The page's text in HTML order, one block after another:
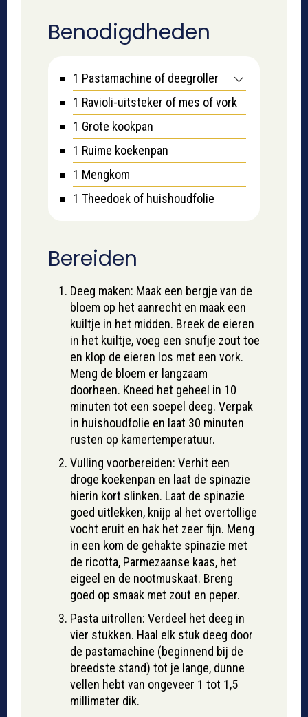
Benodigdheden
1 Pastamachine of deegroller
1 Ravioli-uitsteker of mes of vork
1 Grote kookpan
1 Ruime koekenpan
1 Mengkom
1 Theedoek of huishoudfolie
Bereiden
Deeg maken: Maak een bergje van de
bloem op het aanrecht en maak een
kuiltje in het midden. Breek de eieren
in het kuiltje, voeg een snufje zout toe
en klop de eieren los met een vork.
Meng de bloem er langzaam
doorheen. Kneed het geheel in 10
minuten tot een soepel deeg. Verpak
in huishoudfolie en laat 30 minuten
rusten op kamertemperatuur.
Vulling voorbereiden: Verhit een
droge koekenpan en laat de spinazie
hierin kort slinken. Laat de spinazie
goed uitlekken, knijp al het overtollige
vocht eruit en hak het zeer fijn. Meng
in een kom de gehakte spinazie met
de ricotta, Parmezaanse kaas, het
eigeel en de nootmuskaat. Breng
goed op smaak met zout en peper.
Pasta uitrollen: Verdeel het deeg in
vier stukken. Haal elk stuk deeg door
de pastamachine (beginnend bij de
breedste stand) tot je lange, dunne
vellen hebt van ongeveer 1 tot 1,5
millimeter dik.